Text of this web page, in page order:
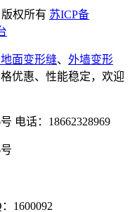
权所有 苏ICP备
面变形缝、 外墙变形
优惠、性能稳定，欢迎
电话：18662328969
1600092